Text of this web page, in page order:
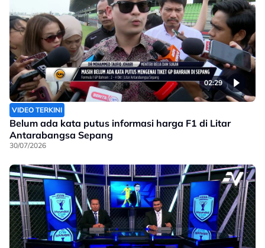
02:29
VIDEO TERKINI
Belum ada kata putus informasi harga F1 di Litar
Antarabangsa Sepang
30/07/2026